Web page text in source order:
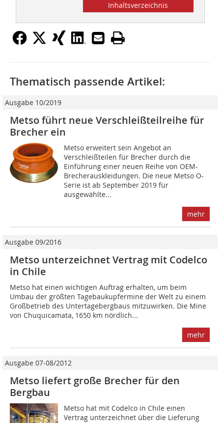
Inhaltsverzeichnis
Thematisch passende Artikel:
Ausgabe 10/2019
Metso führt neue Verschleißteilreihe für
Brecher ein
Metso erweitert sein Angebot an
Verschleißteilen für Brecher durch die
Einführung einer neuen Reihe von OEM-
Brecherauskleidungen. Die neue Metso O-
Serie ist ab September 2019 für
ausgewählte...
mehr
Ausgabe 09/2016
Metso unterzeichnet Vertrag mit Codelco
in Chile
Metso hat einen wichtigen Auftrag erhalten, um beim
Umbau der größten Tagebaukupfermine der Welt zu einem
Großbetrieb des Untertagebergbaus mitzuwirken. Die Mine
von Chuquicamata, 1650 km nördlich...
mehr
Ausgabe 07-08/2012
Metso liefert große Brecher für den
Bergbau
Metso hat mit Codelco in Chile einen
Vertrag unterzeichnet über die Lieferung